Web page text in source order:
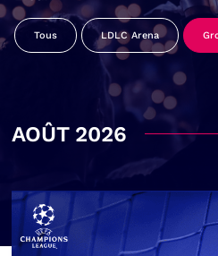
Tous LDLC Arena
AOÛT 2026